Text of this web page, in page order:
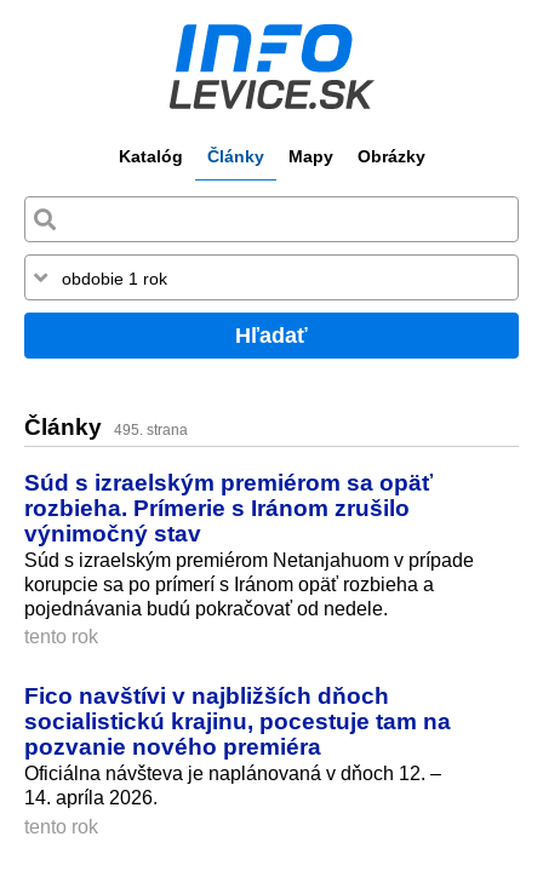
Katalóg Články Mapy Obrázky
Hľadať
Články 495. strana
Súd s izraelským premiérom sa opäť
rozbieha. Prímerie s Iránom zrušilo
výnimočný stav
Súd s izraelským premiérom Netanjahuom v prípade
korupcie sa po prímerí s Iránom opäť rozbieha a
pojednávania budú pokračovať od nedele.
tento rok
Fico navštívi v najbližších dňoch
socialistickú krajinu, pocestuje tam na
pozvanie nového premiéra
Oficiálna návšteva je naplánovaná v dňoch 12. –
14. apríla 2026.
tento rok